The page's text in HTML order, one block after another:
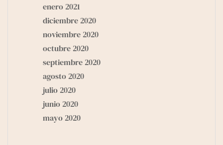
enero 2021
diciembre 2020
noviembre 2020
octubre 2020
septiembre 2020
agosto 2020
julio 2020
junio 2020
mayo 2020